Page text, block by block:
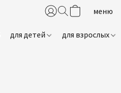
для детей для взрослых